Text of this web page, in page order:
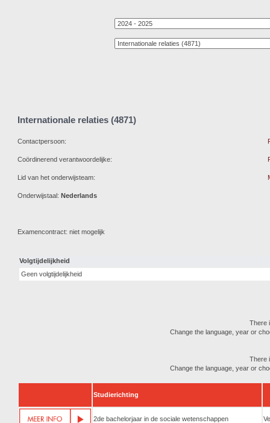
Internationale relaties (4871)
Contactpersoon:
Coördinerend verantwoordelijke:
Lid van het onderwijsteam:
Onderwijstaal: Nederlands
Examencontract: niet mogelijk
Volgtijdelijkheid
Geen volgtijdelijkheid
There
Change the language, year or
There
Change the language, year or
Studierichting
2de bachelorjaar in de sociale wetenschappen